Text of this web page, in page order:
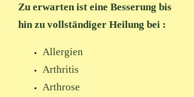
Zu erwarten ist eine Besserung bis
hin zu vollständiger Heilung bei :
Allergien
Arthritis
Arthrose